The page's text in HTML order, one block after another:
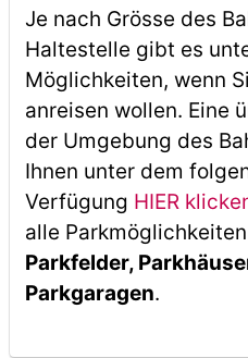
Je nach Grösse des
Haltestelle gibt es
Möglichkeiten, wenn
anreisen wollen. Eine
der Umgebung des
Ihnen unter dem
Verfügung HIER
alle
Parkfelder,
Parkgaragen.